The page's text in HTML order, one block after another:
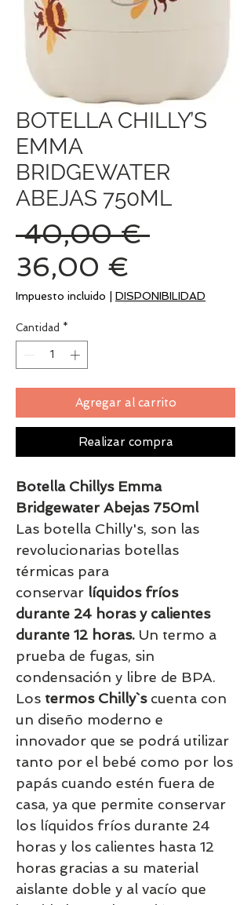
BOTELLA CHILLY’S
EMMA
BRIDGEWATER
ABEJAS 750ML
40,00 € Precio
36,00 €
de
Impuesto incluido DISPONIBILIDAD
Cantidad *
Agregar al carrito
Realizar compra
Botella Chillys Emma
Bridgewater Abejas 750ml
Las botella Chilly's, son las
revolucionarias botellas
térmicas para
conservar líquidos fríos
durante 24 horas y calientes
durante 12 horas. Un termo a
prueba de fugas, sin
condensación y libre de BPA.
Los termos Chilly`scuenta con
un diseño moderno e
innovador que se podrá utilizar
tanto por el bebé como por los
papás cuando estén fuera de
casa, ya que permite conservar
los líquidos fríos durante 24
horas y los calientes hasta 12
horas gracias a su material
aislante doble y al vacío que